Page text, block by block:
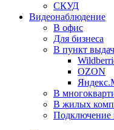
СКУД
Видеонаблюдение
В офис
Для бизнеса
В пункт
OZON
В
В жилых